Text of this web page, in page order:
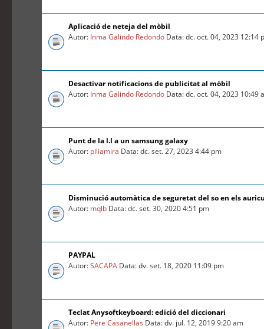
Aplicació de neteja del mòbil
Autor: Inma Galindo Redondo Data: dc. oct. 04, 2023 12:14
Desactivar notificacions de publicitat al mòbil
Autor: Inma Galindo Redondo Data: dc. oct. 04, 2023 10:49
Punt de la l.l a un samsung galaxy
Autor: piliamira Data: dc. set. 27, 2023 4:44 pm
Disminució automàtica de seguretat del so en els
Autor: mqlb Data: dc. set. 30, 2020 4:51 pm
PAYPAL
Autor:SACAPA Data: dv. set. 18, 2020 11:09 pm
Teclat Anysoftkeyboard: edició del diccionari
Autor: Pere Casanellas Data: dv. jul. 12, 2019 9:20 am